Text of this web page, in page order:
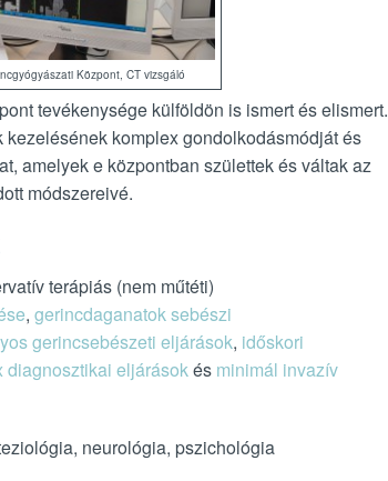
Központ, CT vizsgáló
tevékenysége külföldön is ismert és elismert.
komplex gondolkodásmódját és
amelyek e központban születtek és váltak az
módszereivé.
terápiás (nem műtéti)
, gerincdaganatok sebészi
gerincsebészeti eljárások, időskori
diagnosztikai eljárásokés minimál invazív
neurológia, pszichológia